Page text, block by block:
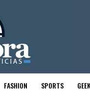
FASHION SPORTS GEEK